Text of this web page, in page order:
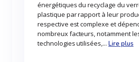
énergétiques du recyclage du
plastique par rapport à leur
respective est complexe et
nombreux facteurs, notamment
technologies utilisées,... Lire plus